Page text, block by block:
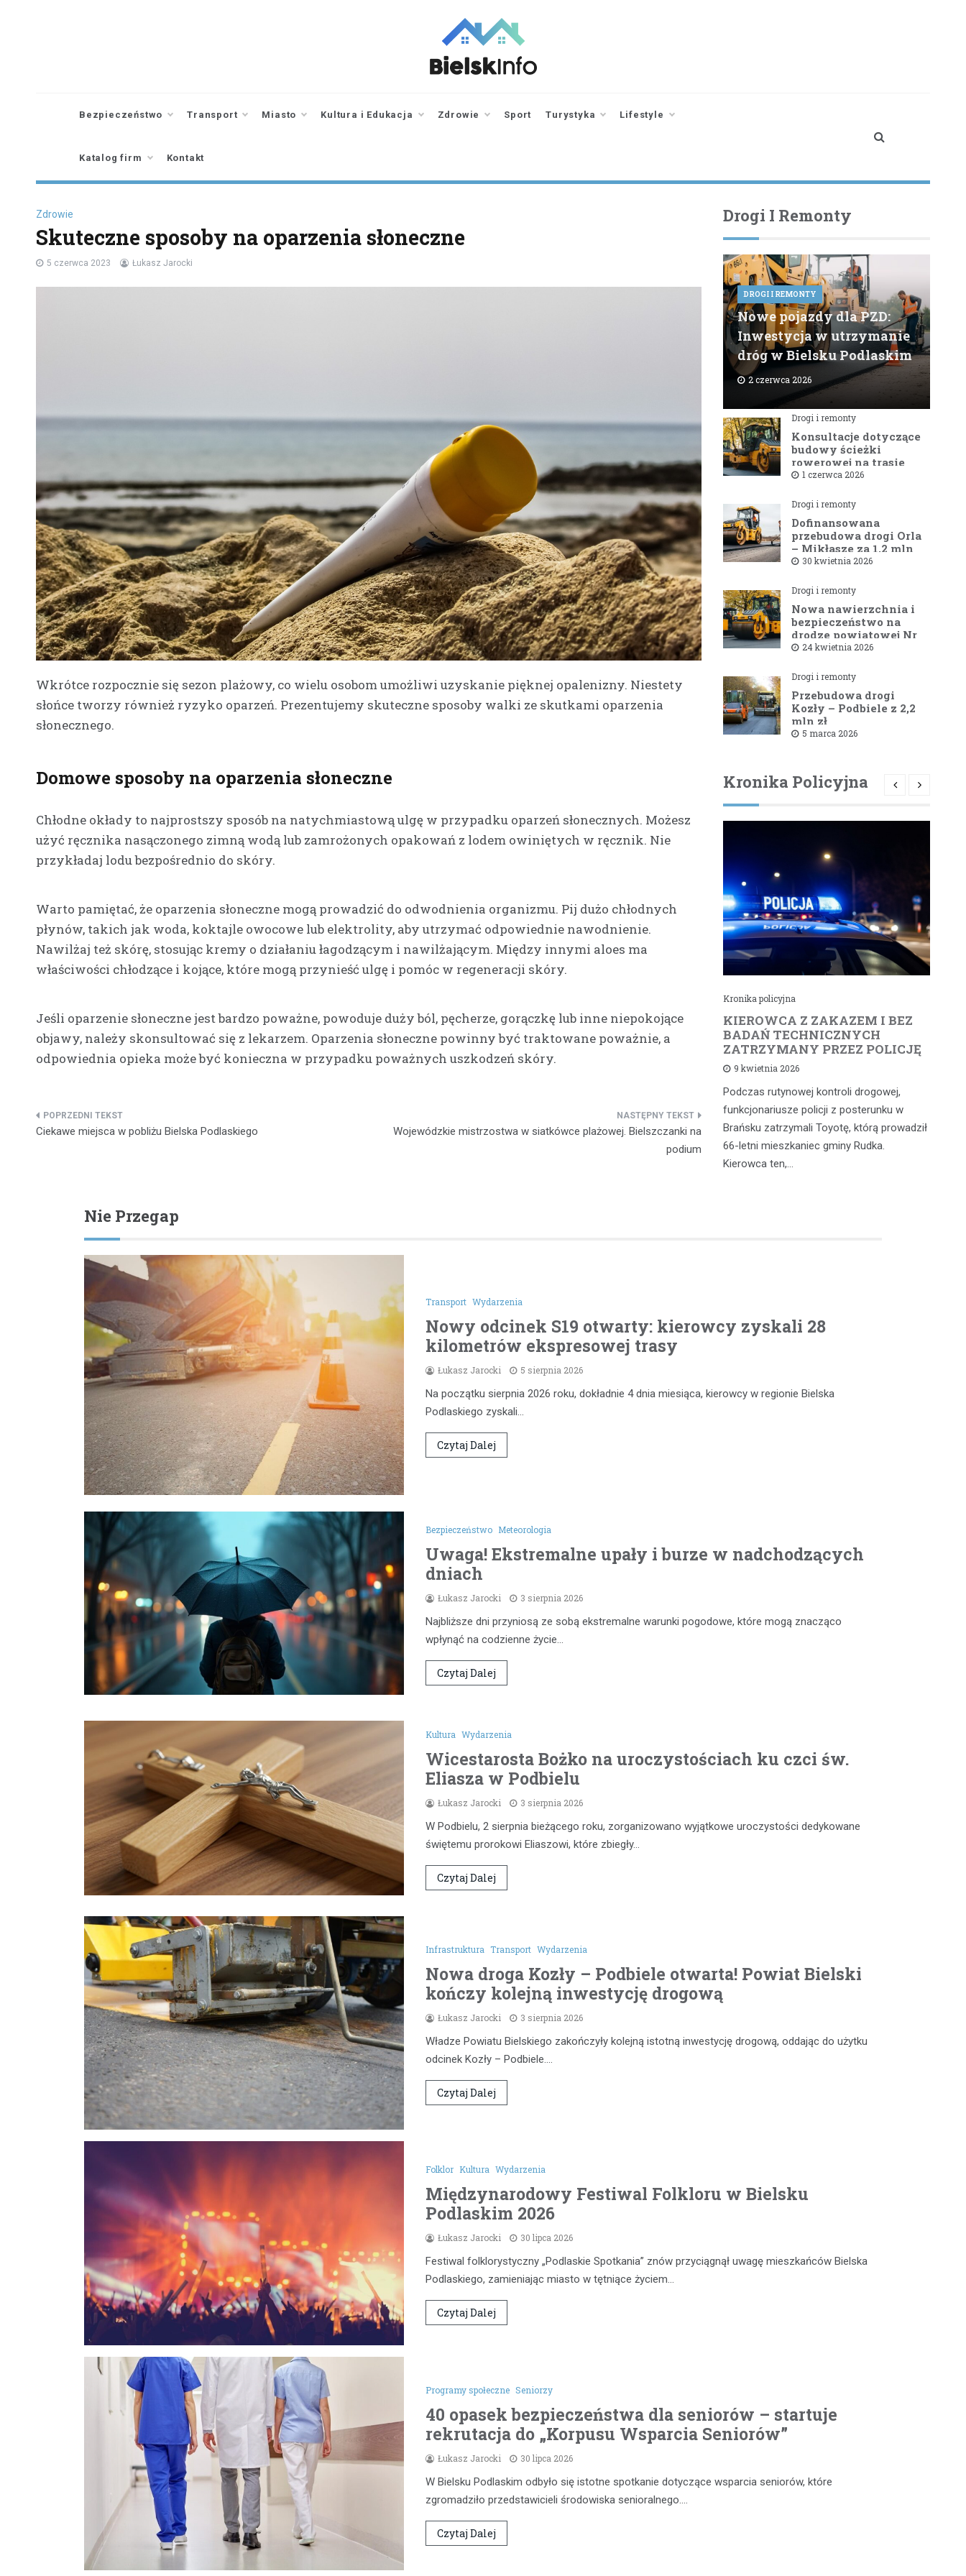
Bielska
Bezpieczeństwo Transport Miasto Kultura i Edukacja Zdrowie Sport Turystyka Lifestyle
Katalog firm Kontakt
Zdrowie
Skuteczne sposoby na oparzenia słoneczne
5 czerwca 2023 Łukasz Jarocki
Wkrótce rozpocznie się sezon plażowy, co wielu osobom umożliwi uzyskanie pięknej opalenizny. Niestety
słońce tworzy również ryzyko oparzeń. Prezentujemy skuteczne sposoby walki ze skutkami oparzenia
słonecznego.
Domowe sposoby na oparzenia słoneczne
Chłodne okłady to najprostszy sposób na natychmiastową ulgę w przypadku oparzeń słonecznych. Możesz
użyć ręcznika nasączonego zimną wodą lub zamrożonych opakowań z lodem owiniętych w ręcznik. Nie
przykładaj lodu bezpośrednio do skóry.
Warto pamiętać, że oparzenia słoneczne mogą prowadzić do odwodnienia organizmu. Pij dużo chłodnych
płynów, takich jak woda, koktajle owocowe lub elektrolity, aby utrzymać odpowiednie nawodnienie.
Nawilżaj też skórę, stosując kremy o działaniu łagodzącym i nawilżającym. Między innymi aloes ma
właściwości chłodzące i kojące, które mogą przynieść ulgę i pomóc w regeneracji skóry.
Jeśli oparzenie słoneczne jest bardzo poważne, powoduje duży ból, pęcherze, gorączkę lub inne niepokojące
objawy, należy skonsultować się z lekarzem. Oparzenia słoneczne powinny być traktowane poważnie, a
odpowiednia opieka może być konieczna w przypadku poważnych uszkodzeń skóry.
Nawigacja
Ciekawe miejsca w pobliżu Bielska Podlaskiego
Wojewódzkie mistrzostwa w siatkówce plażowej. Bielszczanki na
podium
Drogi I Remonty
DROGI I REMONTY
Nowe pojazdy dla PZD:
Inwestycja w utrzymanie
dróg w Bielsku Podlaskim
2 czerwca 2026
Drogi i remonty
Konsultacje dotyczące
budowy ścieżki
rowerowej na trasie
Bielsk Podlaski —
1 czerwca 2026
Drogi i remonty
Dofinansowana
przebudowa drogi Orla
– Mikłasze za 1,2 mln
zł rusza w 2026 roku
30 kwietnia 2026
Drogi i remonty
Nowa nawierzchnia i
bezpieczeństwo na
drodze powiatowej Nr
1581B Kowale – Filipy
24 kwietnia 2026
Drogi i remonty
Przebudowa drogi
Kozły – Podbiele z 2,2
mln zł
dofinansowaniem od
5 marca 2026
Kronika Policyjna
Kierowca z Kalnicy stracił
prawo jazdy za nadmierną
prędkość w terenie
zabudowanym
pozostaje palącym problemem, a
nadmierna prędkość to jeden z głównych
Kronika policyjna
KIEROWCA Z ZAKAZEM I BEZ
BADAŃ TECHNICZNYCH
ZATRZYMANY PRZEZ POLICJĘ
9 kwietnia 2026
Podczas rutynowej kontroli drogowej,
funkcjonariusze policji z posterunku w
Brańsku zatrzymali Toyotę, którą prowadził
66-letni mieszkaniec gminy Rudka.
Kierowca ten,…
Nie Przegap
Transport Wydarzenia
Nowy odcinek S19 otwarty: kierowcy zyskali 28
kilometrów ekspresowej trasy
Łukasz Jarocki 5 sierpnia 2026
Na początku sierpnia 2026 roku, dokładnie 4 dnia miesiąca, kierowcy w regionie Bielska
Podlaskiego zyskali…
Czytaj Dalej
Bezpieczeństwo Meteorologia
Uwaga! Ekstremalne upały i burze w nadchodzących
dniach
Łukasz Jarocki 3 sierpnia 2026
Najbliższe dni przyniosą ze sobą ekstremalne warunki pogodowe, które mogą znacząco
wpłynąć na codzienne życie…
Czytaj Dalej
Kultura Wydarzenia
Wicestarosta Bożko na uroczystościach ku czci św.
Eliasza w Podbielu
Łukasz Jarocki 3 sierpnia 2026
W Podbielu, 2 sierpnia bieżącego roku, zorganizowano wyjątkowe uroczystości dedykowane
świętemu prorokowi Eliaszowi, które zbiegły…
Czytaj Dalej
Infrastruktura Transport Wydarzenia
Nowa droga Kozły – Podbiele otwarta! Powiat Bielski
kończy kolejną inwestycję drogową
Łukasz Jarocki 3 sierpnia 2026
Władze Powiatu Bielskiego zakończyły kolejną istotną inwestycję drogową, oddając do użytku
odcinek Kozły – Podbiele.…
Czytaj Dalej
Folklor Kultura Wydarzenia
Międzynarodowy Festiwal Folkloru w Bielsku
Podlaskim 2026
Łukasz Jarocki 30 lipca 2026
Festiwal folklorystyczny „Podlaskie Spotkania” znów przyciągnął uwagę mieszkańców Bielska
Podlaskiego, zamieniając miasto w tętniące życiem…
Czytaj Dalej
Programy społeczne Seniorzy
40 opasek bezpieczeństwa dla seniorów – startuje
rekrutacja do „Korpusu Wsparcia Seniorów”
Łukasz Jarocki 30 lipca 2026
W Bielsku Podlaskim odbyło się istotne spotkanie dotyczące wsparcia seniorów, które
zgromadziło przedstawicieli środowiska senioralnego.…
Czytaj Dalej